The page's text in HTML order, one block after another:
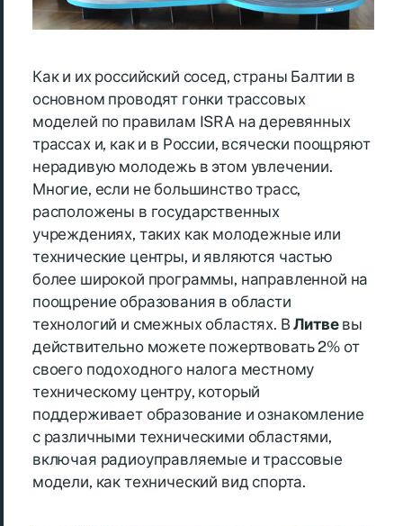
Как и их российский сосед, страны Балтии в
основном проводят гонки трассовых
моделей по правилам ISRA на деревянных
трассах и, как и в России, всячески поощряют
нерадивую молодежь в этом увлечении.
Многие, если не большинство трасс,
расположены в государственных
учреждениях, таких как молодежные или
технические центры, и являются частью
более широкой программы, направленной на
поощрение образования в области
технологий и смежных областях. ВЛитвевы
действительно можете пожертвовать 2% от
своего подоходного налога местному
техническому центру, который
поддерживает образование и ознакомление
с различными техническими областями,
включая радиоуправляемые и трассовые
модели, как технический вид спорта.